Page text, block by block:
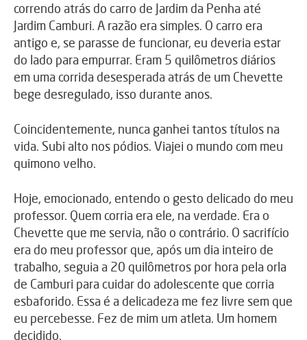
correndo atrás do carro de Jardim da Penha até
Jardim Camburi. A razão era simples. O carro era
antigo e, se parasse de funcionar, eu deveria estar
do lado para empurrar. Eram 5 quilômetros diários
em uma corrida desesperada atrás de um Chevette
bege desregulado, isso durante anos.
Coincidentemente, nunca ganhei tantos títulos na
vida. Subi alto nos pódios. Viajei o mundo com meu
quimono velho.
Hoje, emocionado, entendo o gesto delicado do meu
professor. Quem corria era ele, na verdade. Era o
Chevette que me servia, não o contrário. O sacrifício
era do meu professor que, após um dia inteiro de
trabalho, seguia a 20 quilômetros por hora pela orla
de Camburi para cuidar do adolescente que corria
esbaforido. Essa é a delicadeza me fez livre sem que
eu percebesse. Fez de mim um atleta. Um homem
decidido.